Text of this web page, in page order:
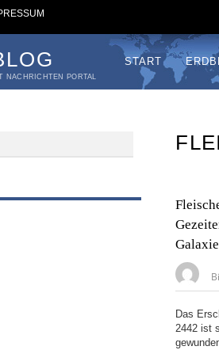
NACHRICHTEN PORTAL
START
Das
2442 ist